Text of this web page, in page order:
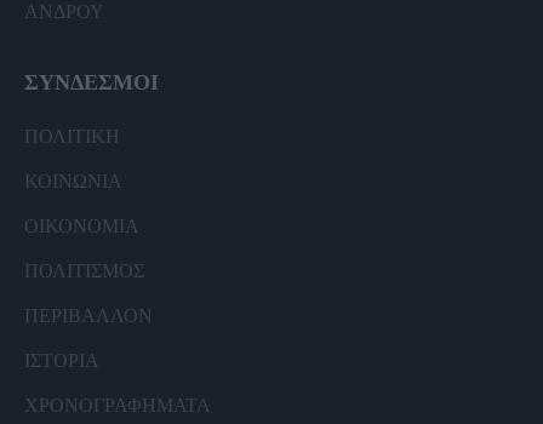
ΑΝΔΡΟΥ
ΣΥΝΔΕΣΜΟΙ
ΠΟΛΙΤΙΚΗ
ΚΟΙΝΩΝΙΑ
ΟΙΚΟΝΟΜΙΑ
ΠΟΛΙΤΙΣΜΟΣ
ΠΕΡΙΒΑΛΛΟΝ
ΙΣΤΟΡΙΑ
ΧΡΟΝΟΓΡΑΦΗΜΑΤΑ